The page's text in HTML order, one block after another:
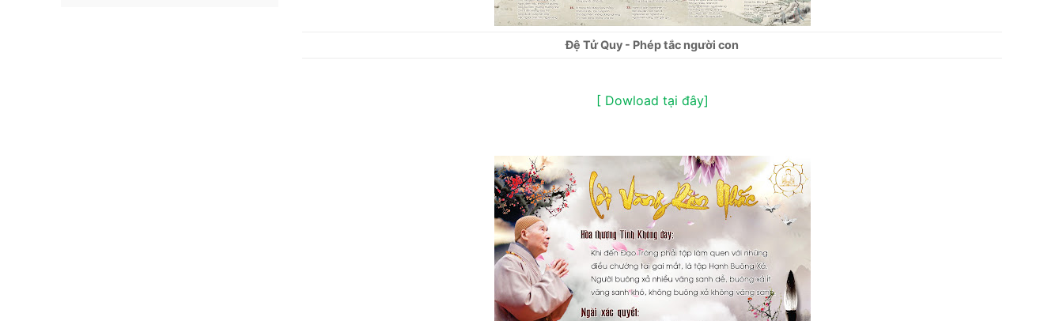
Đệ Tử Quy - Phép tắc người con
[ Dowload tại đây]